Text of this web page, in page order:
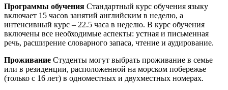
Программы обучения Стандартный курс обучения языку
включает 15 часов занятий английским в неделю, а
интенсивный курс – 22.5 часа в неделю. В курс обучения
включены все необходимые аспекты: устная и письменная
речь, расширение словарного запаса, чтение и аудирование.
Проживание Студенты могут выбрать проживание в семье
или в резиденции, расположенной на морском побережье
(только с 16 лет) в одноместных и двухместных номерах.